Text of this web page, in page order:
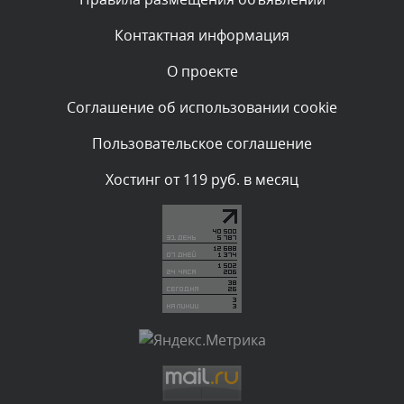
администратором.
Комментарий проверяется
администратором.
Комментарий проверяется
Текст комментария будет виден после проверки
Комментарий проверяется
Текст комментария будет виден после проверки
администратором.
Контактная информация
О проекте
Соглашение об использовании cookie
Пользовательское соглашение
Хостинг от 119 руб. в месяц